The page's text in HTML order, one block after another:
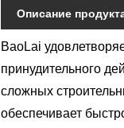
Описание
BaoLai
принудительного
сложных
обеспечивает